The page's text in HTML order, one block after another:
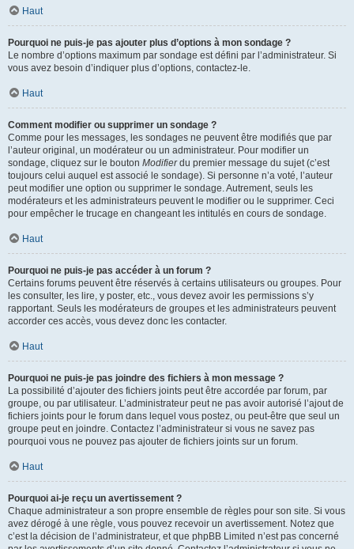
Haut
Pourquoi ne puis-je pas ajouter plus d’options à mon sondage ?
Le nombre d’options maximum par sondage est défini par l’administrateur. Si
vous avez besoin d’indiquer plus d’options, contactez-le.
Haut
Comment modifier ou supprimer un sondage ?
Comme pour les messages, les sondages ne peuvent être modifiés que par
l’auteur original, un modérateur ou un administrateur. Pour modifier un
sondage, cliquez sur le bouton Modifierdu premier message du sujet (c’est
toujours celui auquel est associé le sondage). Si personne n’a voté, l’auteur
peut modifier une option ou supprimer le sondage. Autrement, seuls les
modérateurs et les administrateurs peuvent le modifier ou le supprimer. Ceci
pour empêcher le trucage en changeant les intitulés en cours de sondage.
Haut
Pourquoi ne puis-je pas accéder à un forum ?
Certains forums peuvent être réservés à certains utilisateurs ou groupes. Pour
les consulter, les lire, y poster, etc., vous devez avoir les permissions s’y
rapportant. Seuls les modérateurs de groupes et les administrateurs peuvent
accorder ces accès, vous devez donc les contacter.
Haut
Pourquoi ne puis-je pas joindre des fichiers à mon message ?
La possibilité d’ajouter des fichiers joints peut être accordée par forum, par
groupe, ou par utilisateur. L’administrateur peut ne pas avoir autorisé l’ajout de
fichiers joints pour le forum dans lequel vous postez, ou peut-être que seul un
groupe peut en joindre. Contactez l’administrateur si vous ne savez pas
pourquoi vous ne pouvez pas ajouter de fichiers joints sur un forum.
Haut
Pourquoi ai-je reçu un avertissement ?
Chaque administrateur a son propre ensemble de règles pour son site. Si vous
avez dérogé à une règle, vous pouvez recevoir un avertissement. Notez que
c’est la décision de l’administrateur, et que phpBB Limited n’est pas concerné